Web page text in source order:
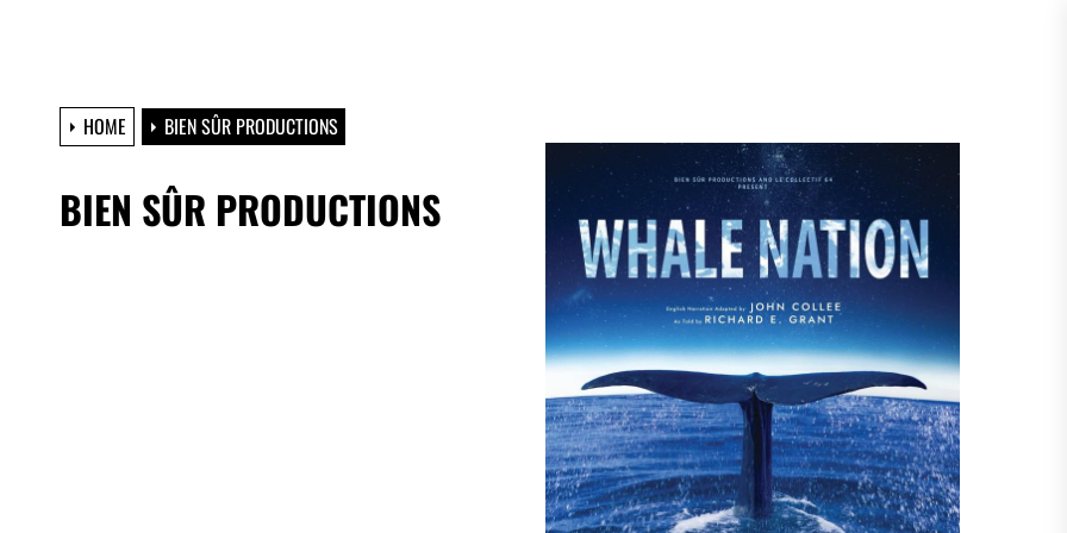
HOME BIEN SÛR PRODUCTIONS
BIEN SÛR PRODUCTIONS